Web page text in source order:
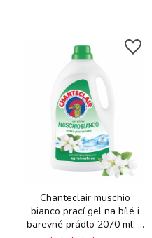
Chanteclair muschio
bianco prací gel na bílé i
barevné prádlo 2070 ml, ...